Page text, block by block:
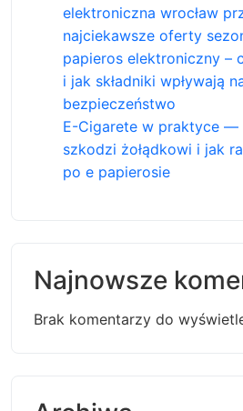
elektroniczna wrocław
najciekawsze oferty
papieros elektroniczny –
i jak składniki wpływają
bezpieczeństwo
E-Cigarete w praktyce —
szkodzi żołądkowi i jak
po e papierosie
Najnowsze
Brak komentarzy do